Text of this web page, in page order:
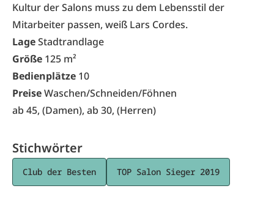
Kultur der Salons muss zu dem Lebensstil der
Mitarbeiter passen, weiß Lars Cordes.
LageStadtrandlage
Größe 125 m²
Bedienplätze 10
PreiseWaschen/Schneiden/Föhnen
ab 45, (Damen), ab 30, (Herren)
Stichwörter
Club der Besten TOP Salon Sieger 2019